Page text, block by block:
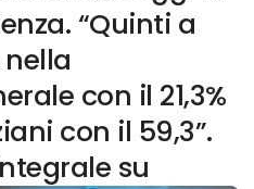
“Quinti a
con il 21,3%
con il 59,3”.
su